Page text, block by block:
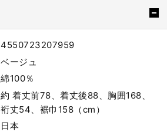
4550723207959
ベージュ
綿100％
約 着丈前78、着丈後88、胸囲168、
裄丈54、裾巾158（cm）
日本